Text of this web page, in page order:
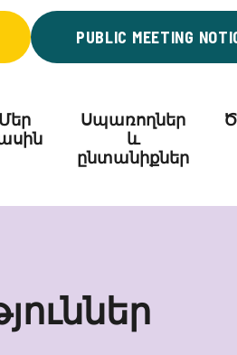
PUBLIC MEETING
Մեր
Սպառողներ
և
ընտանիքներ